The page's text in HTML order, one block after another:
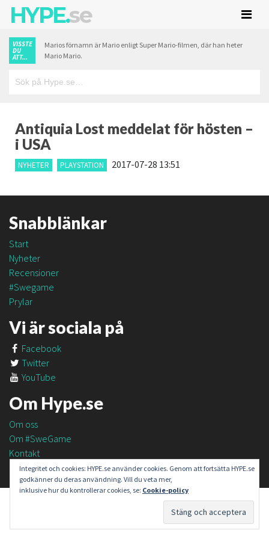
HYPE.se
VISSTE
DU
ATT...
Marios förnamn är Mario enligt Super Mario-filmen, där han heter
Mario Mario.
Antiquia Lost meddelat för hösten –
i USA
NYHETER PLAYSTATION 2017-07-28 13:51
Snabblänkar
Start
Nyheter
Recensioner
#Swegame
Prylar
Vi är sociala på
Facebook
Twitter
YouTube
Om Hype.se
Om oss
Om #SweGame
Kontakt
Integritet och cookies: HYPE.se använder cookies. Genom att fortsätta HYPE.se
godkänner du deras användning. Vill du veta mer,
inklusive hur du kontrollerar cookies, se: Cookie-policy